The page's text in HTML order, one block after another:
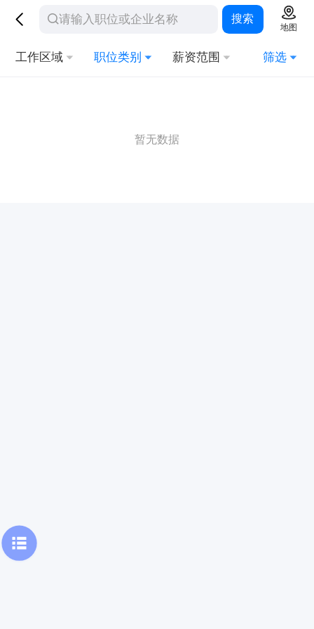
搜索
地图
工作区域 职位类别 薪资范围 筛选
暂无数据